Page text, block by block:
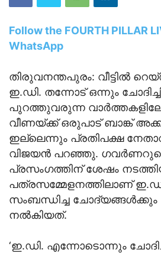
Follow the FOURTH PILLAR
WhatsApp
തിരുവനന്തപുരം: വീട്ടിൽ
ഇ.ഡി. തന്നോട് ഒന്നും
പുറത്തുവരുന്ന
വീണയ്ക്ക് ഒരുപാട് ബാങ്ക്
ഇല്ലെന്നും പ്രതിപക്ഷ
വിജയൻ പറഞ്ഞു.
പ്രസംഗത്തിന് ശേഷം
പത്രസമ്മേളനത്തിലാണ്
സംബന്ധിച്ച ചോദ്യങ്ങൾക്കും
നൽകിയത്.
‘ഇ.ഡി. എന്നോടൊന്നും